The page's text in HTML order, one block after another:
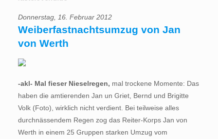
Donnerstag, 16. Februar 2012
Weiberfastnachtsumzug von Jan
von Werth
-akl- Mal fieser Nieselregen, mal trockene Momente: Das
haben die amtierenden Jan un Griet, Bernd und Brigitte
Volk (Foto), wirklich nicht verdient. Bei teilweise alles
durchnässendem Regen zog das Reiter-Korps Jan von
Werth in einem 25 Gruppen starken Umzug vom